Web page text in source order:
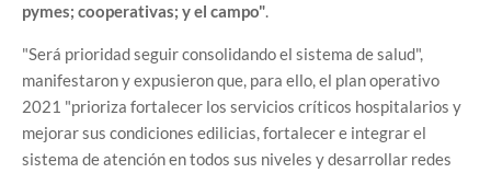
pymes; cooperativas; y el campo".
"Será prioridad seguir consolidando el sistema de salud",
manifestaron y expusieron que, para ello, el plan operativo
2021 "prioriza fortalecer los servicios críticos hospitalarios y
mejorar sus condiciones edilicias, fortalecer e integrar el
sistema de atención en todos sus niveles y desarrollar redes